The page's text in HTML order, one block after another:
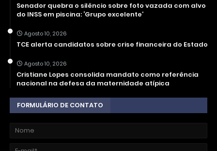
Senador quebra o silêncio sobre foto vazada com alvo
do INSS em piscina: ‘Grupo excelente’
Agosto 10, 2026
TCE alerta candidatos sobre crise financeira do Estado
Agosto 10, 2026
Cristiane Lopes consolida mandato como referência
nacional na defesa da maternidade atípica
FORMULÁRIO DE CONTATO